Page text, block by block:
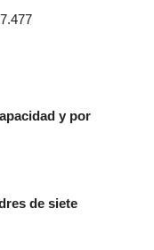
y por
de siete